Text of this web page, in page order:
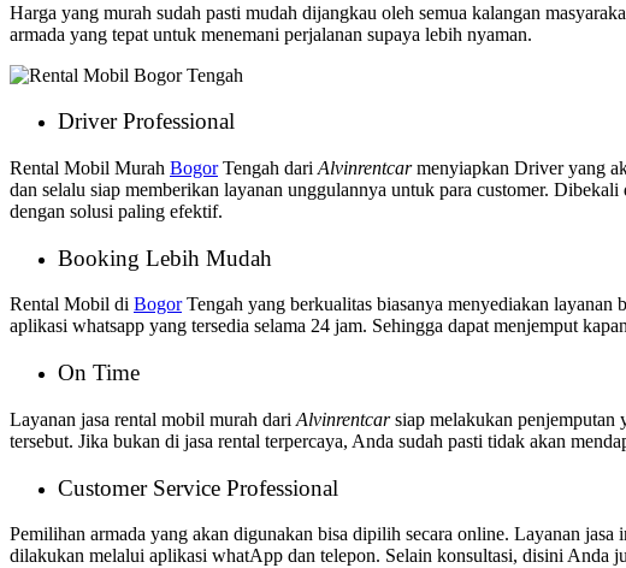
Harga yang murah sudah pasti mudah dijangkau oleh semua kalangan
armada yang tepat untuk menemani perjalanan supaya lebih nyaman.
Driver Professional
Rental Mobil Murah BogorTengah dari Alvinrentcarmenyiapkan Driver yang
dan selalu siap memberikan layanan unggulannya untuk para customer.
dengan solusi paling efektif.
Booking Lebih Mudah
Rental Mobil di BogorTengah yang berkualitas biasanya menyediakan layanan
aplikasi whatsapp yang tersedia selama 24 jam. Sehingga dapat menjemput
On Time
Layanan jasa rental mobil murah dari Alvinrentcarsiap melakukan penjemputan
tersebut. Jika bukan di jasa rental terpercaya, Anda sudah pasti tidak akan
Customer Service Professional
Pemilihan armada yang akan digunakan bisa dipilih secara online. Layanan
dilakukan melalui aplikasi whatApp dan telepon. Selain konsultasi, disini Anda